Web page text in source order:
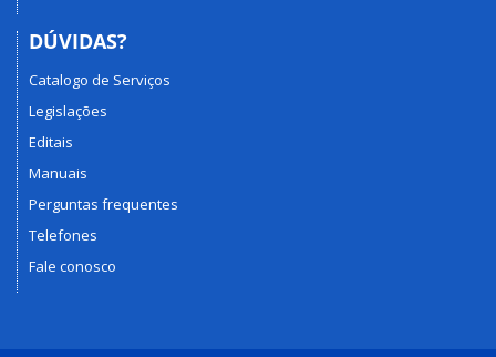
DÚVIDAS?
Catalogo de Serviços
Legislações
Editais
Manuais
Perguntas frequentes
Telefones
Fale conosco